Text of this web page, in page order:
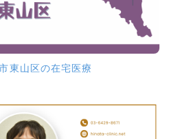
東山区の在宅医療